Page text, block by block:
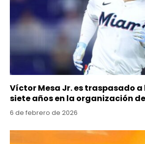
Víctor Mesa Jr. es traspasado a
siete años en la organización
6 de febrero de 2026